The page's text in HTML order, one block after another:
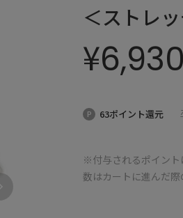
＜ストレ
¥6,930
63ポイント還元
※付与されるポイント
数はカートに進んだ